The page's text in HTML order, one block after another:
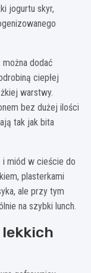
jogurtu skyr,
dodać
ciepłej
warstwy.
bez dużej ilości
tak jak bita
miód w cieście do
plasterkami
ale przy tym
na szybki lunch.
lekkich